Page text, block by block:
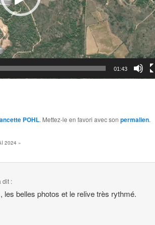
01:43
POHL. Mettez-le en favori avec son permalien.
2024 »
dit :
belles photos et le relive très rythmé.